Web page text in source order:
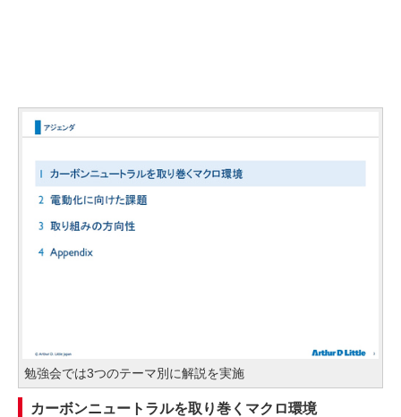
勉強会では3つのテーマ別に解説を実施
カーボンニュートラルを取り巻くマクロ環境